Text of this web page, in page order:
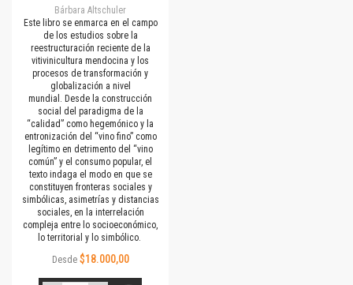
Bárbara Altschuler
Este libro se enmarca en el campo
de los estudios sobre la
reestructuración reciente de la
vitivinicultura mendocina y los
procesos de transformación y
globalización a nivel
mundial. Desde la construcción
social del paradigma de la
“calidad” como hegemónico y la
entronización del “vino fino” como
legítimo en detrimento del “vino
común” y el consumo popular, el
texto indaga el modo en que se
constituyen fronteras sociales y
simbólicas, asimetrías y distancias
sociales, en la interrelación
compleja entre lo socioeconómico,
lo territorial y lo simbólico.
Desde $18.000,00